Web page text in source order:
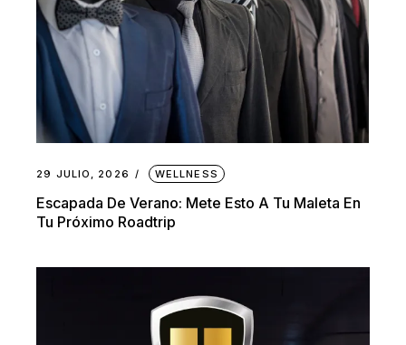
29 JULIO, 2026 WELLNESS
Escapada De Verano: Mete Esto A Tu Maleta En
Tu Próximo Roadtrip